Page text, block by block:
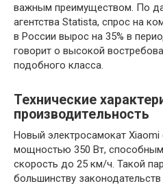
важным преимуществом. По
агентства Statista, спрос на
в России вырос на 35% в
говорит о высокой
подобного класса.
Технические
производительность
Новый электросамокат
мощностью 350 Вт,
скорость до 25 км/ч. Такой
большинству